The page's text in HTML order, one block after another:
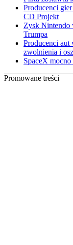
Producenci
CD Projekt
Zysk Nintendo
Trumpa
Producenci aut
zwolnienia i
SpaceX
Promowane treści